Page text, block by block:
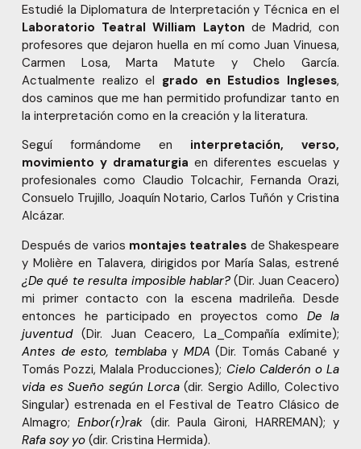
Estudié la Diplomatura de Interpretación y Técnica en el
Laboratorio Teatral William Layton de Madrid, con
profesores que dejaron huella en mí como Juan Vinuesa,
Carmen Losa, Marta Matute y Chelo García.
Actualmente realizo el grado en Estudios Ingleses,
dos caminos que me han permitido profundizar tanto en
la interpretación como en la creación y la literatura.
Seguí formándome en interpretación, verso,
movimiento y dramaturgia en diferentes escuelas y
profesionales como Claudio Tolcachir, Fernanda Orazi,
Consuelo Trujillo, Joaquín Notario, Carlos Tuñón y Cristina
Alcázar.
Después de varios montajes teatrales de Shakespeare
y Molière en Talavera, dirigidos por María Salas, estrené
¿De qué te resulta imposible hablar?(Dir. Juan Ceacero)
mi primer contacto con la escena madrileña. Desde
entonces he participado en proyectos como De la
juventud(Dir. Juan Ceacero, La_Compañía exlímite);
Antes de esto, temblabay MDA (Dir. Tomás Cabané y
Tomás Pozzi, Malala Producciones); Cielo Calderón o La
vida es Sueño según Lorca (dir. Sergio Adillo, Colectivo
Singular) estrenada en el Festival de Teatro Clásico de
Almagro;Enbor(r)rak (dir. Paula Gironi, HARREMAN); y
Rafa soy yo (dir. Cristina Hermida).